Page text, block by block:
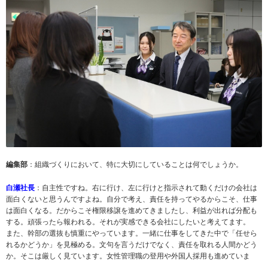
編集部 ：組織づくりにおいて、特に大切にしていることは何でしょうか。
白瀬社長 ：自主性ですね。右に行け、左に行けと指示されて動くだけの会社は
面白くないと思うんですよね。自分で考え、責任を持ってやるからこそ、仕事
は面白くなる。だからこそ権限移譲を進めてきましたし、利益が出れば分配も
する。頑張ったら報われる。それが実感できる会社にしたいと考えてます。
また、幹部の選抜も慎重にやっています。一緒に仕事をしてきた中で「任せら
れるかどうか」を見極める。文句を言うだけでなく、責任を取れる人間かどう
か。そこは厳しく見ています。女性管理職の登用や外国人採用も進めていま